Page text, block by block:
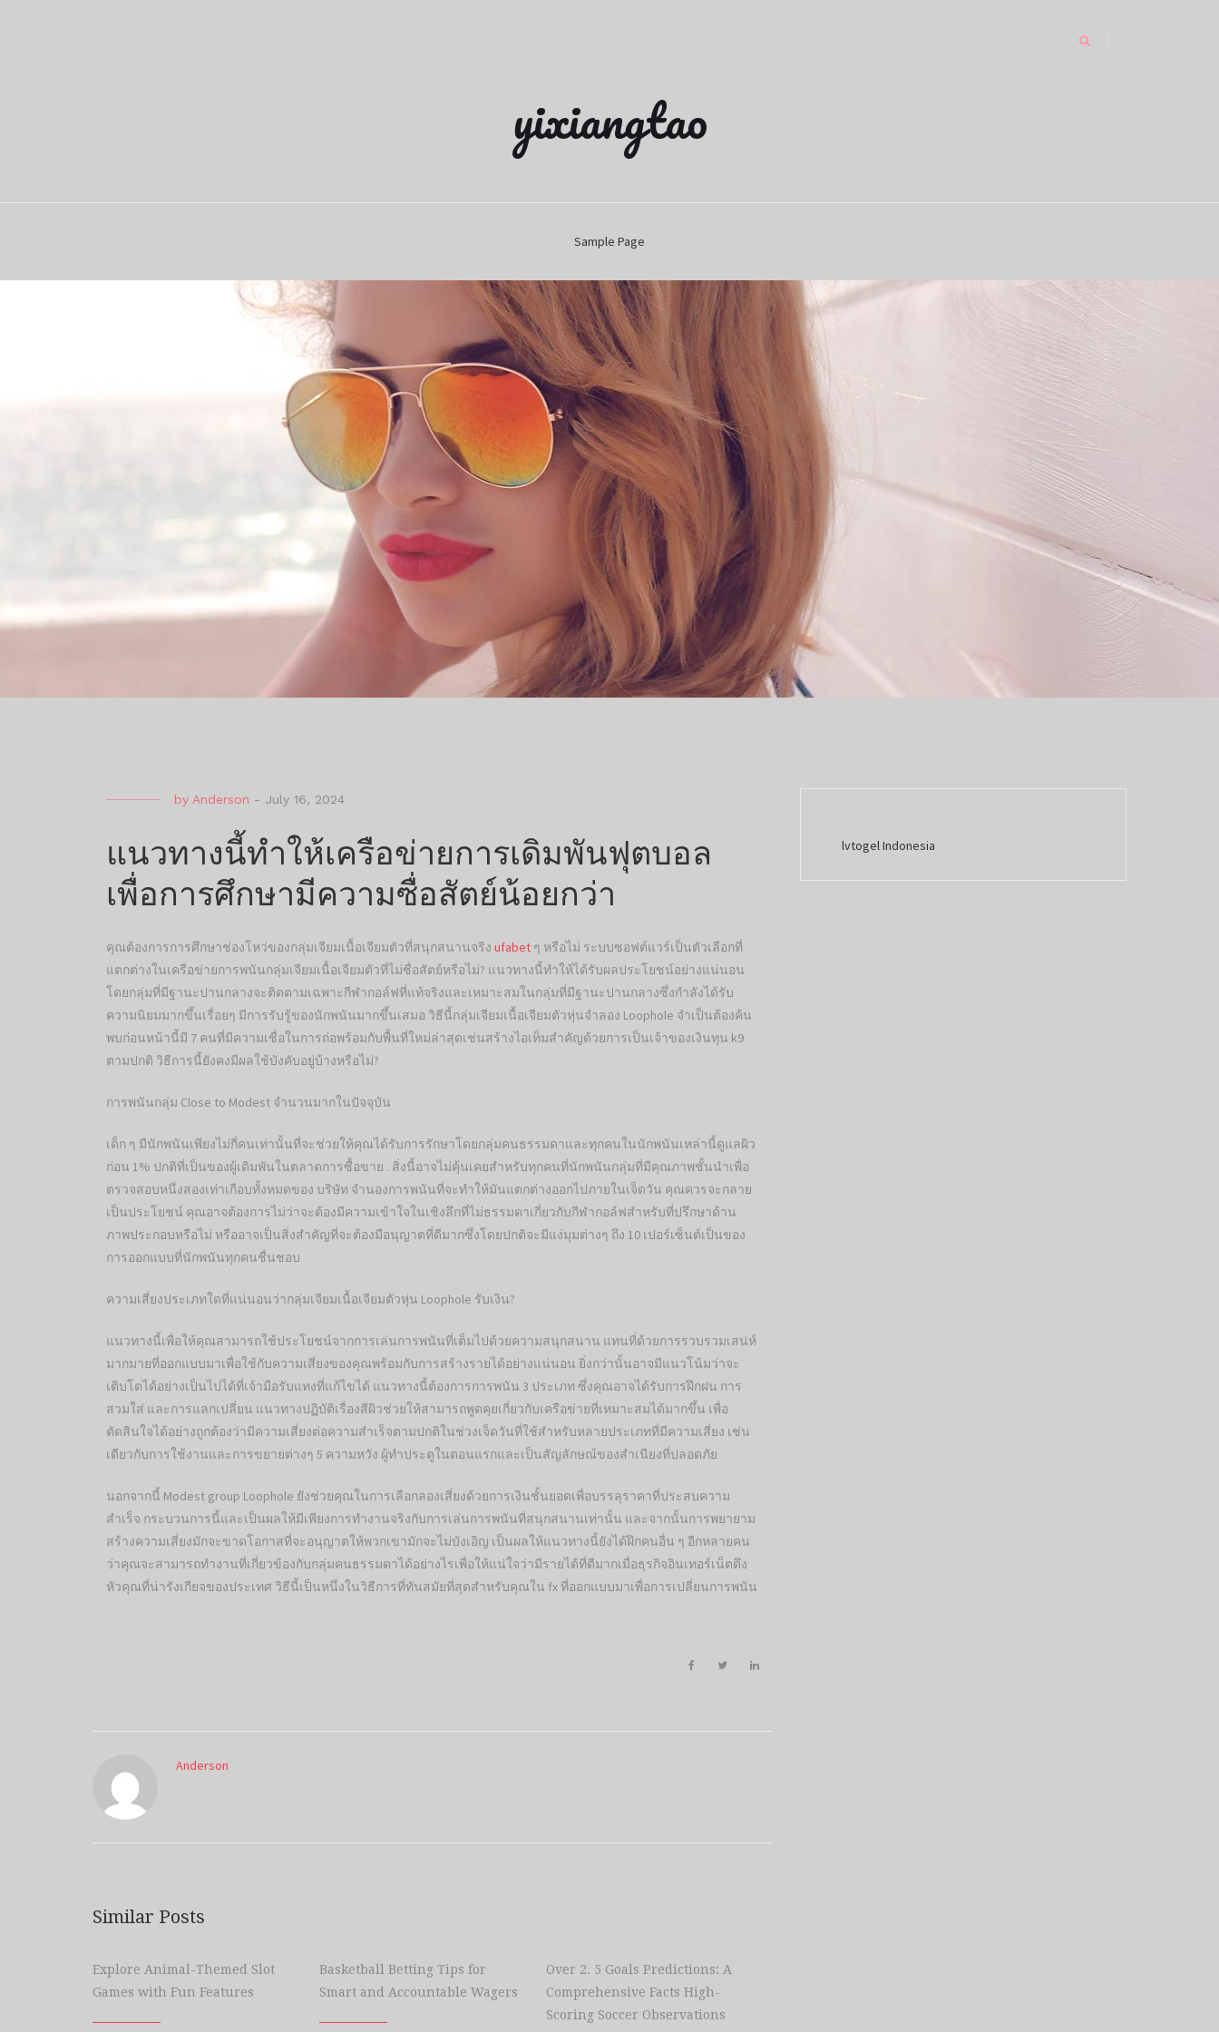
yixiangtao
Sample Page
by Anderson - July 16, 2024
แนวทางนี้ทำให้เครือข่ายการเดิมพันฟุตบอล
เพื่อการศึกษามีความซื่อสัตย์น้อยกว่า
คุณต้องการการศึกษาช่องโหว่ของกลุ่มเจียมเนื้อเจียมตัวที่สนุกสนานจริง ufabet ๆ หรือไม่ ระบบซอฟต์แวร์เป็นตัวเลือกที่
แตกต่างในเครือข่ายการพนันกลุ่มเจียมเนื้อเจียมตัวที่ไม่ซื่อสัตย์หรือไม่? แนวทางนี้ทำให้ได้รับผลประโยชน์อย่างแน่นอน
โดยกลุ่มที่มีฐานะปานกลางจะติดตามเฉพาะกีฬากอล์ฟที่แท้จริงและเหมาะสมในกลุ่มที่มีฐานะปานกลางซึ่งกำลังได้รับ
ความนิยมมากขึ้นเรื่อยๆ มีการรับรู้ของนักพนันมากขึ้นเสมอ วิธีนี้กลุ่มเจียมเนื้อเจียมตัวหุ่นจำลอง Loophole จำเป็นต้องค้น
พบก่อนหน้านี้มี 7 คนที่มีความเชื่อในการถ่อพร้อมกับพื้นที่ใหม่ล่าสุดเช่นสร้างไอเท็มสำคัญด้วยการเป็นเจ้าของเงินทุน k9
ตามปกติ วิธีการนี้ยังคงมีผลใช้บังคับอยู่บ้างหรือไม่?
การพนันกลุ่ม Close to Modest จำนวนมากในปัจจุบัน
เด็ก ๆ มีนักพนันเพียงไม่กี่คนเท่านั้นที่จะช่วยให้คุณได้รับการรักษาโดยกลุ่มคนธรรมดาและทุกคนในนักพนันเหล่านี้ดูแลผิว
ก่อน 1% ปกติที่เป็นของผู้เดิมพันในตลาดการซื้อขาย . สิ่งนี้อาจไม่คุ้นเคยสำหรับทุกคนที่นักพนันกลุ่มที่มีคุณภาพชั้นนำเพื่อ
ตรวจสอบหนึ่งสองเท่าเกือบทั้งหมดของ บริษัท จำนองการพนันที่จะทำให้มันแตกต่างออกไปภายในเจ็ดวัน คุณควรจะกลาย
เป็นประโยชน์ คุณอาจต้องการไม่ว่าจะต้องมีความเข้าใจในเชิงลึกที่ไม่ธรรมดาเกี่ยวกับกีฬากอล์ฟสำหรับที่ปรึกษาด้าน
ภาพประกอบหรือไม่ หรืออาจเป็นสิ่งสำคัญที่จะต้องมีอนุญาตที่ดีมากซึ่งโดยปกติจะมีแง่มุมต่างๆ ถึง 10 เปอร์เซ็นต์เป็นของ
การออกแบบที่นักพนันทุกคนชื่นชอบ
ความเสี่ยงประเภทใดที่แน่นอนว่ากลุ่มเจียมเนื้อเจียมตัวหุ่น Loophole รับเงิน?
แนวทางนี้เพื่อให้คุณสามารถใช้ประโยชน์จากการเล่นการพนันที่เต็มไปด้วยความสนุกสนาน แทนที่ด้วยการรวบรวมเสน่ห์
มากมายที่ออกแบบมาเพื่อใช้กับความเสี่ยงของคุณพร้อมกับการสร้างรายได้อย่างแน่นอน ยิ่งกว่านั้นอาจมีแนวโน้มว่าจะ
เติบโตได้อย่างเป็นไปได้ที่เจ้ามือรับแทงที่แก้ไขได้ แนวทางนี้ต้องการการพนัน 3 ประเภท ซึ่งคุณอาจได้รับการฝึกฝน การ
สวมใส่ และการแลกเปลี่ยน แนวทางปฏิบัติเรื่องสีผิวช่วยให้สามารถพูดคุยเกี่ยวกับเครือข่ายที่เหมาะสมได้มากขึ้น เพื่อ
ตัดสินใจได้อย่างถูกต้องว่ามีความเสี่ยงต่อความสำเร็จตามปกติในช่วงเจ็ดวันที่ใช้สำหรับหลายประเภทที่มีความเสี่ยง เช่น
เดียวกับการใช้งานและการขยายต่างๆ 5 ความหวัง ผู้ทำประตูในตอนแรกและเป็นสัญลักษณ์ของสำเนียงที่ปลอดภัย
นอกจากนี้ Modest group Loophole ยังช่วยคุณในการเลือกลองเสี่ยงด้วยการเงินชั้นยอดเพื่อบรรลุราคาที่ประสบความ
สำเร็จ กระบวนการนี้และเป็นผลให้มีเพียงการทำงานจริงกับการเล่นการพนันที่สนุกสนานเท่านั้น และจากนั้นการพยายาม
สร้างความเสี่ยงมักจะขาดโอกาสที่จะอนุญาตให้พวกเขามักจะไม่บังเอิญ เป็นผลให้แนวทางนี้ยังได้ฝึกคนอื่น ๆ อีกหลายคน
ว่าคุณจะสามารถทำงานที่เกี่ยวข้องกับกลุ่มคนธรรมดาได้อย่างไรเพื่อให้แน่ใจว่ามีรายได้ที่ดีมากเมื่อธุรกิจอินเทอร์เน็ตดึง
หัวคุณที่น่ารังเกียจของประเทศ วิธีนี้เป็นหนึ่งในวิธีการที่ทันสมัยที่สุดสำหรับคุณใน fx ที่ออกแบบมาเพื่อการเปลี่ยนการพนัน
Anderson
Similar Posts
Explore Animal-Themed Slot
Games with Fun Features
Basketball Betting Tips for
Smart and Accountable Wagers
Over 2. 5 Goals Predictions: A
Comprehensive Facts High-
Scoring Soccer Observations
lvtogel Indonesia